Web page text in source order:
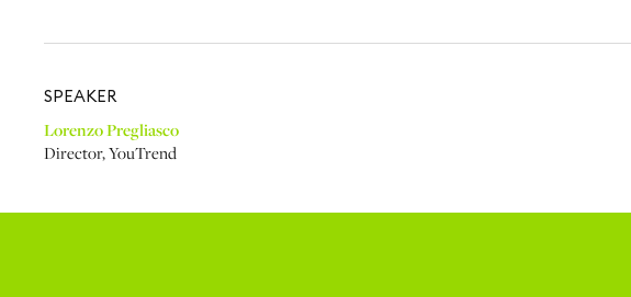
SPEAKER
Lorenzo Pregliasco
Director,YouTrend